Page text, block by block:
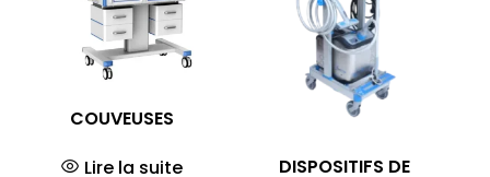
COUVEUSES
Lire la suite
DISPOSITIFS DE